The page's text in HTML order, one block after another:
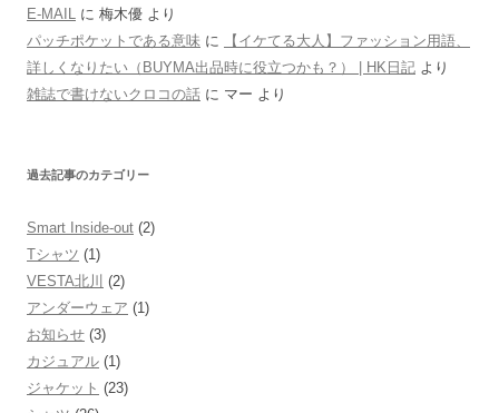
E-MAIL に 梅木優 より
パッチポケットである意味 に
【イケてる大人】ファッション用語、
詳しくなりたい（BUYMA出品時に役立つかも？） | HK日記 より
雑誌で書けないクロコの話 に マー より
過去記事のカテゴリー
Smart Inside-out (2)
Tシャツ (1)
VESTA北川 (2)
アンダーウェア (1)
お知らせ (3)
カジュアル (1)
ジャケット (23)